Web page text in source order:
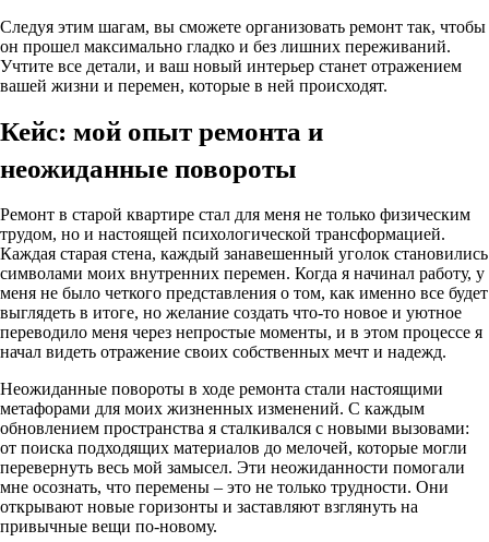
Следуя этим шагам, вы сможете организовать ремонт так, чтобы
он прошел максимально гладко и без лишних переживаний.
Учтите все детали, и ваш новый интерьер станет отражением
вашей жизни и перемен, которые в ней происходят.
Кейс: мой опыт ремонта и
неожиданные повороты
Ремонт в старой квартире стал для меня не только физическим
трудом, но и настоящей психологической трансформацией.
Каждая старая стена, каждый занавешенный уголок становились
символами моих внутренних перемен. Когда я начинал работу, у
меня не было четкого представления о том, как именно все будет
выглядеть в итоге, но желание создать что-то новое и уютное
переводило меня через непростые моменты, и в этом процессе я
начал видеть отражение своих собственных мечт и надежд.
Неожиданные повороты в ходе ремонта стали настоящими
метафорами для моих жизненных изменений. С каждым
обновлением пространства я сталкивался с новыми вызовами:
от поиска подходящих материалов до мелочей, которые могли
перевернуть весь мой замысел. Эти неожиданности помогали
мне осознать, что перемены – это не только трудности. Они
открывают новые горизонты и заставляют взглянуть на
привычные вещи по-новому.